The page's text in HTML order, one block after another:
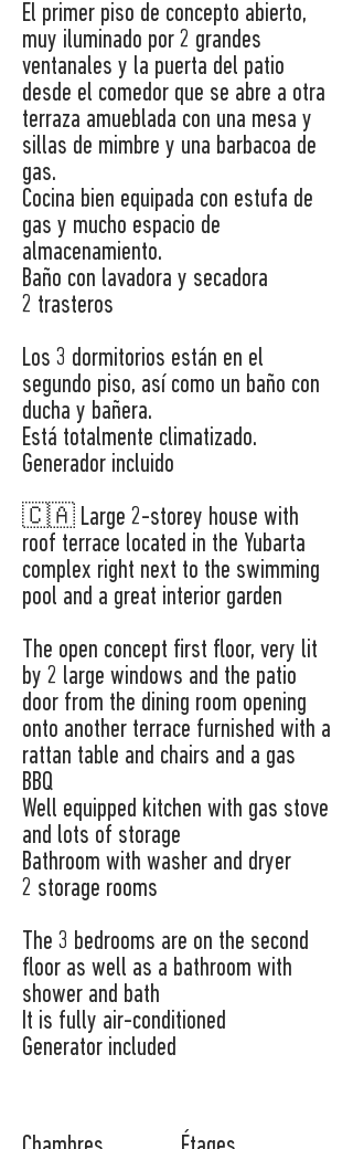
El primer piso de concepto abierto,
muy iluminado por 2 grandes
ventanales y la puerta del patio
desde el comedor que se abre a otra
terraza amueblada con una mesa y
sillas de mimbre y una barbacoa de
gas.
Cocina bien equipada con estufa de
gas y mucho espacio de
almacenamiento.
Baño con lavadora y secadora
2 trasteros
Los 3 dormitorios están en el
segundo piso, así como un baño con
ducha y bañera.
Está totalmente climatizado.
Generador incluido
🇨🇦 Large 2-storey house with
roof terrace located in the Yubarta
complex right next to the swimming
pool and a great interior garden
The open concept first floor, very lit
by 2 large windows and the patio
door from the dining room opening
onto another terrace furnished with a
rattan table and chairs and a gas
BBQ
Well equipped kitchen with gas stove
and lots of storage
Bathroom with washer and dryer
2 storage rooms
The 3 bedrooms are on the second
floor as well as a bathroom with
shower and bath
It is fully air-conditioned
Generator included